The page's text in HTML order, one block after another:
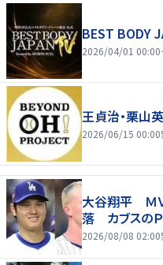
BEST BODY
2026/04/01 00:00
王貞治・栗山
2026/06/15 00:00
大谷翔平 Ｍ
落 カブスのＰ
2026/08/08 02:00